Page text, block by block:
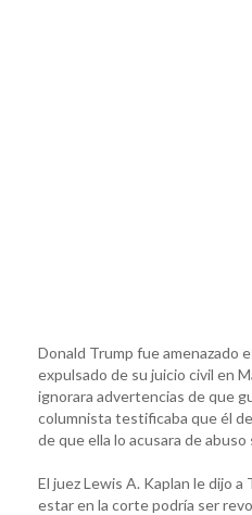
Donald Trump fue amenazado
expulsado de su juicio civil en
ignorara advertencias de que
columnista testificaba que él
de que ella lo acusara de abuso
El juez Lewis A. Kaplan le dijo
estar en la corte podría ser